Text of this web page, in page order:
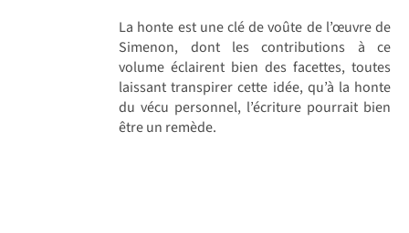
La honte est une clé de voûte de l’œuvre de
Simenon, dont les contributions à ce
volume éclairent bien des facettes, toutes
laissant transpirer cette idée, qu’à la honte
du vécu personnel, l’écriture pourrait bien
être un remède.